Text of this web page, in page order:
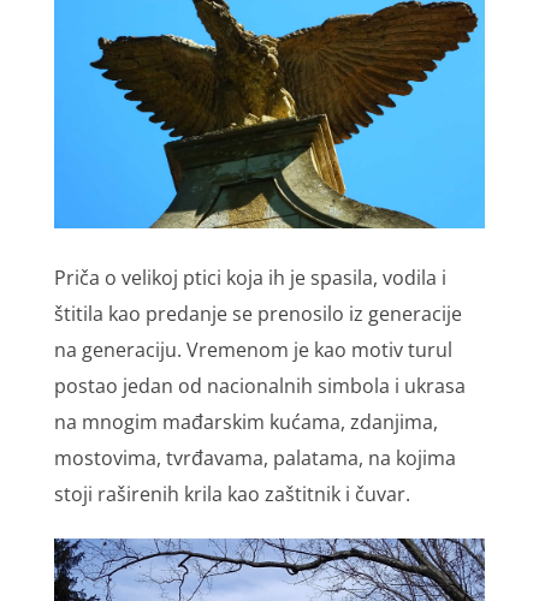
Priča o velikoj ptici koja ih je spasila, vodila i
štitila kao predanje se prenosilo iz generacije
na generaciju. Vremenom je kao motiv turul
postao jedan od nacionalnih simbola i ukrasa
na mnogim mađarskim kućama, zdanjima,
mostovima, tvrđavama, palatama, na kojima
stoji raširenih krila kao zaštitnik i čuvar.